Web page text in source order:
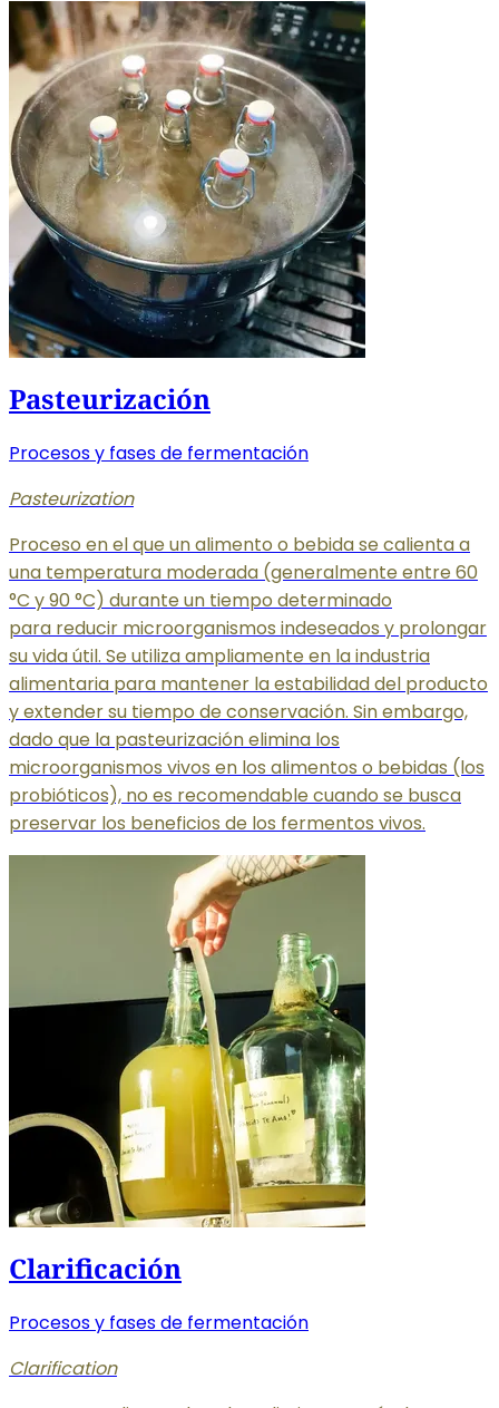
Pasteurización
Procesos y fases de fermentación
Pasteurization
Proceso en el que un alimento o bebida se calienta a
una temperatura moderada (generalmente entre 60
°C y 90 °C) durante un tiempo determinado
para reducir microorganismos indeseados y prolongar
su vida útil. Se utiliza ampliamente en la industria
alimentaria para mantener la estabilidad del producto
y extender su tiempo de conservación. Sin embargo,
dado que la pasteurización elimina los
microorganismos vivos en los alimentos o bebidas (los
probióticos), no es recomendable cuando se busca
preservar los beneficios de los fermentos vivos.
Clarificación
Procesos y fases de fermentación
Clarification